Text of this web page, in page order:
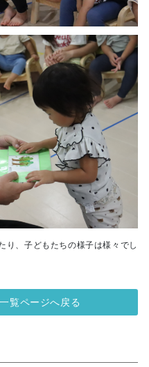
り、子どもたちの様子は様々でし
ページへ戻る